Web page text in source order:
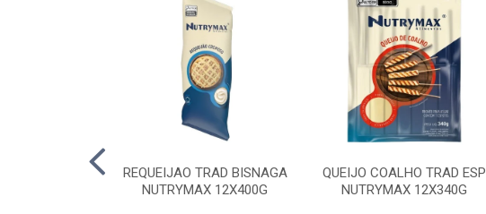
REQUEIJAO TRAD BISNAGA
NUTRYMAX 12X400G
QUEIJO COALHO TRAD ESP
NUTRYMAX 12X340G